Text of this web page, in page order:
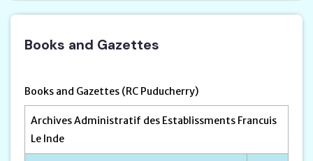
Books and Gazettes
Books and Gazettes (RC Puducherry)
Archives Administratif des Establissments Francuis
Le Inde